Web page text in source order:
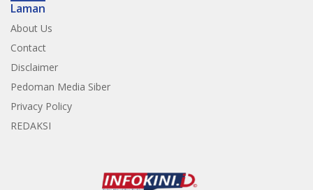
Laman
About Us
Contact
Disclaimer
Pedoman Media Siber
Privacy Policy
REDAKSI